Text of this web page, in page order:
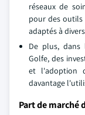
réseaux de
pour des outils
adaptés à
De plus, dans
Golfe, des
et l'adoption
davantage
Part de marché